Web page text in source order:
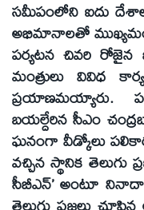
సమీపంలోని ఐదు
అభిమానాలతో
పర్యటన చివరి రోజైన
మంత్రులు వివిధ
ప్రయాణమయ్యారు.
బయల్దేరిన సీఎం
ఘనంగా వీడ్కోలు
వచ్చిన స్థానిక
సీబీఎన్‌’ అంటూ